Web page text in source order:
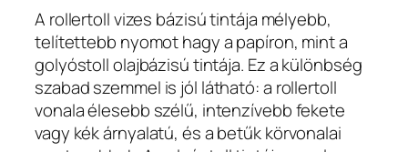
A rollertoll vizes bázisú tintája mélyebb,
telítettebb nyomot hagy a papíron, mint a
golyóstoll olajbázisú tintája. Ez a különbség
szabad szemmel is jól látható: a rollertoll
vonala élesebb szélű, intenzívebb fekete
vagy kék árnyalatú, és a betűk körvonalai